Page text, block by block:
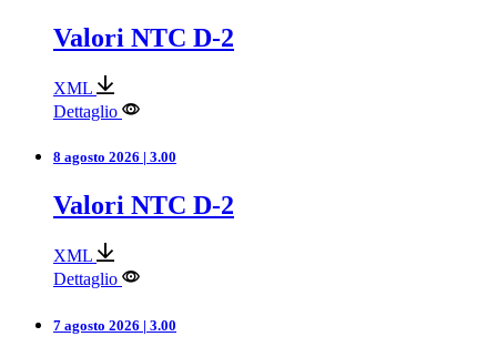
Valori NTC D-2
XML
Dettaglio
8 agosto 2026 | 3.00
Valori NTC D-2
XML
Dettaglio
7 agosto 2026 | 3.00